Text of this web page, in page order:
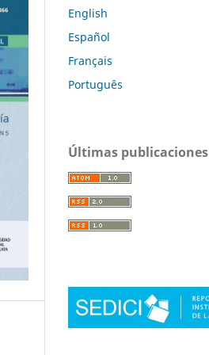
English
Español
Français
Português
Últimas publicaciones